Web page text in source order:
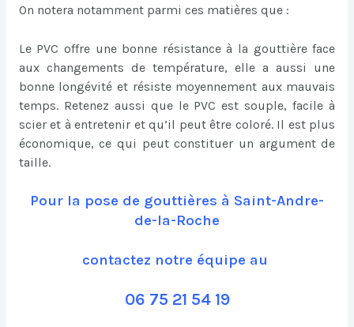
On notera notamment parmi ces matières que :
Le PVC offre une bonne résistance à la gouttière face
aux changements de température, elle a aussi une
bonne longévité et résiste moyennement aux mauvais
temps. Retenez aussi que le PVC est souple, facile à
scier et à entretenir et qu’il peut être coloré. Il est plus
économique, ce qui peut constituer un argument de
taille.
Pour la pose de gouttières à Saint-Andre-
de-la-Roche
contactez notre équipe au
06 75 21 54 19